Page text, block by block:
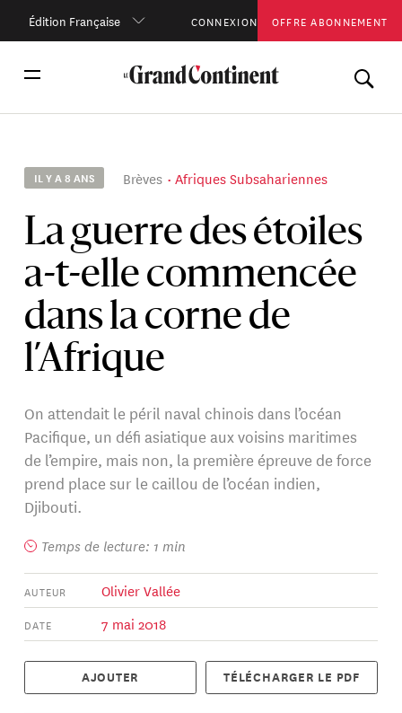
Édition Française CONNEXION OFFRE ABONNEMENT
IL Y A 8 ANS Brèves Afriques Subsahariennes
La guerre des étoiles
a-t-elle commencée
dans la corne de
l’Afrique
On attendait le péril naval chinois dans l’océan
Pacifique, un défi asiatique aux voisins maritimes
de l’empire, mais non, la première épreuve de force
prend place sur le caillou de l’océan indien,
Djibouti.
Temps de lecture: 1 min
AUTEUR Olivier Vallée
DATE 7 mai 2018
AJOUTER TÉLÉCHARGER LE PDF